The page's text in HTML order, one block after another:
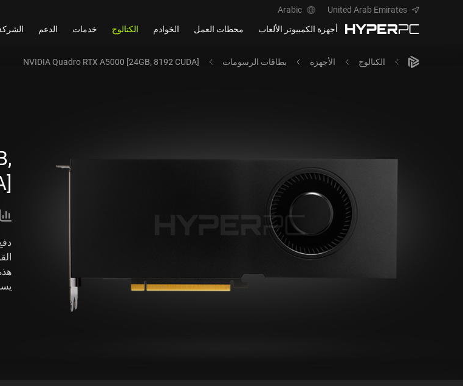
United Arab Emirates
Arabic
أجهزة الكمبيوتر الألعاب
محطات العمل الخوادم الكتالوج خدمات الدعم
الكتالوج الأجهزة بطاقات الرسومات NVIDIA Quadro RTX A5000 [24GB, 8192 CUDA]